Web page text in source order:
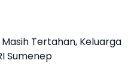
Tertahan, Keluarga
Sumenep